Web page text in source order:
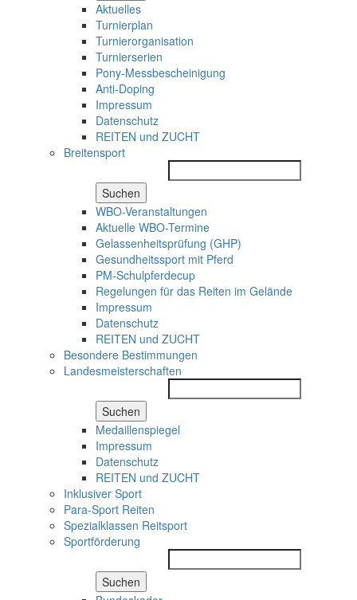
Aktuelles
Turnierplan
Turnierorganisation
Turnierserien
Pony-Messbescheinigung
Anti-Doping
Impressum
Datenschutz
REITEN und ZUCHT
Breitensport
Suchen
WBO-Veranstaltungen
Aktuelle WBO-Termine
Gelassenheitsprüfung (GHP)
Gesundheitssport mit Pferd
PM-Schulpferdecup
Regelungen für das Reiten im Gelände
Impressum
Datenschutz
REITEN und ZUCHT
Besondere Bestimmungen
Landesmeisterschaften
Suchen
Medaillenspiegel
Impressum
Datenschutz
REITEN und ZUCHT
Inklusiver Sport
Para-Sport Reiten
Spezialklassen Reitsport
Sportförderung
Suchen